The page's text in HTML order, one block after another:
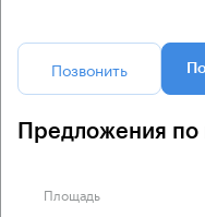
Позвонить
Предложения по
Площадь